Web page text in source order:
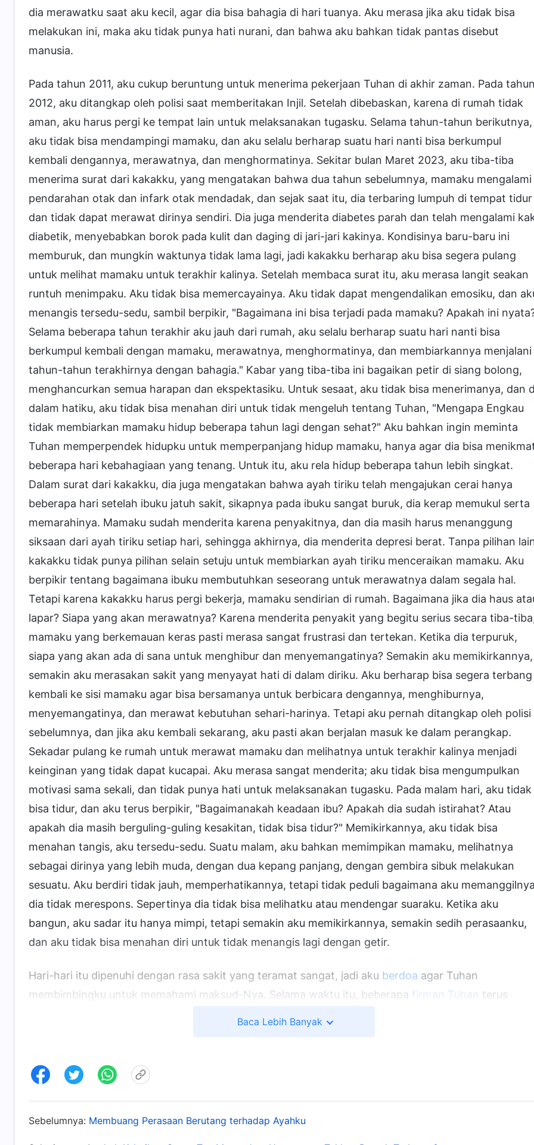
dia merawatku saat aku kecil, agar dia bisa bahagia di hari tuanya. Aku merasa jika aku tidak bisa
melakukan ini, maka aku tidak punya hati nurani, dan bahwa aku bahkan tidak pantas disebut
manusia.
Pada tahun 2011, aku cukup beruntung untuk menerima pekerjaan Tuhan di akhir zaman. Pada
2012, aku ditangkap oleh polisi saat memberitakan Injil. Setelah dibebaskan, karena di rumah tidak
aman, aku harus pergi ke tempat lain untuk melaksanakan tugasku. Selama tahun-tahun berikutnya,
aku tidak bisa mendampingi mamaku, dan aku selalu berharap suatu hari nanti bisa berkumpul
kembali dengannya, merawatnya, dan menghormatinya. Sekitar bulan Maret 2023, aku tiba-tiba
menerima surat dari kakakku, yang mengatakan bahwa dua tahun sebelumnya, mamaku mengalami
pendarahan otak dan infark otak mendadak, dan sejak saat itu, dia terbaring lumpuh di tempat tidur
dan tidak dapat merawat dirinya sendiri. Dia juga menderita diabetes parah dan telah mengalami
diabetik, menyebabkan borok pada kulit dan daging di jari-jari kakinya. Kondisinya baru-baru ini
memburuk, dan mungkin waktunya tidak lama lagi, jadi kakakku berharap aku bisa segera pulang
untuk melihat mamaku untuk terakhir kalinya. Setelah membaca surat itu, aku merasa langit seakan
runtuh menimpaku. Aku tidak bisa memercayainya. Aku tidak dapat mengendalikan emosiku, dan
menangis tersedu-sedu, sambil berpikir, "Bagaimana ini bisa terjadi pada mamaku? Apakah ini
Selama beberapa tahun terakhir aku jauh dari rumah, aku selalu berharap suatu hari nanti bisa
berkumpul kembali dengan mamaku, merawatnya, menghormatinya, dan membiarkannya menjalani
tahun-tahun terakhirnya dengan bahagia." Kabar yang tiba-tiba ini bagaikan petir di siang bolong,
menghancurkan semua harapan dan ekspektasiku. Untuk sesaat, aku tidak bisa menerimanya, dan
dalam hatiku, aku tidak bisa menahan diri untuk tidak mengeluh tentang Tuhan, "Mengapa Engkau
tidak membiarkan mamaku hidup beberapa tahun lagi dengan sehat?" Aku bahkan ingin meminta
Tuhan memperpendek hidupku untuk memperpanjang hidup mamaku, hanya agar dia bisa
beberapa hari kebahagiaan yang tenang. Untuk itu, aku rela hidup beberapa tahun lebih singkat.
Dalam surat dari kakakku, dia juga mengatakan bahwa ayah tiriku telah mengajukan cerai hanya
beberapa hari setelah ibuku jatuh sakit, sikapnya pada ibuku sangat buruk, dia kerap memukul serta
memarahinya. Mamaku sudah menderita karena penyakitnya, dan dia masih harus menanggung
siksaan dari ayah tiriku setiap hari, sehingga akhirnya, dia menderita depresi berat. Tanpa pilihan
kakakku tidak punya pilihan selain setuju untuk membiarkan ayah tiriku menceraikan mamaku. Aku
berpikir tentang bagaimana ibuku membutuhkan seseorang untuk merawatnya dalam segala hal.
Tetapi karena kakakku harus pergi bekerja, mamaku sendirian di rumah. Bagaimana jika dia haus
lapar? Siapa yang akan merawatnya? Karena menderita penyakit yang begitu serius secara tiba-
mamaku yang berkemauan keras pasti merasa sangat frustrasi dan tertekan. Ketika dia terpuruk,
siapa yang akan ada di sana untuk menghibur dan menyemangatinya? Semakin aku memikirkannya,
semakin aku merasakan sakit yang menyayat hati di dalam diriku. Aku berharap bisa segera terbang
kembali ke sisi mamaku agar bisa bersamanya untuk berbicara dengannya, menghiburnya,
menyemangatinya, dan merawat kebutuhan sehari-harinya. Tetapi aku pernah ditangkap oleh polisi
sebelumnya, dan jika aku kembali sekarang, aku pasti akan berjalan masuk ke dalam perangkap.
Sekadar pulang ke rumah untuk merawat mamaku dan melihatnya untuk terakhir kalinya menjadi
keinginan yang tidak dapat kucapai. Aku merasa sangat menderita; aku tidak bisa mengumpulkan
motivasi sama sekali, dan tidak punya hati untuk melaksanakan tugasku. Pada malam hari, aku tidak
bisa tidur, dan aku terus berpikir, "Bagaimanakah keadaan ibu? Apakah dia sudah istirahat? Atau
apakah dia masih berguling-guling kesakitan, tidak bisa tidur?" Memikirkannya, aku tidak bisa
menahan tangis, aku tersedu-sedu. Suatu malam, aku bahkan memimpikan mamaku, melihatnya
sebagai dirinya yang lebih muda, dengan dua kepang panjang, dengan gembira sibuk melakukan
sesuatu. Aku berdiri tidak jauh, memperhatikannya, tetapi tidak peduli bagaimana aku
dia tidak merespons. Sepertinya dia tidak bisa melihatku atau mendengar suaraku. Ketika aku
bangun, aku sadar itu hanya mimpi, tetapi semakin aku memikirkannya, semakin sedih perasaanku,
dan aku tidak bisa menahan diri untuk tidak menangis lagi dengan getir.
Hari-hari itu dipenuhi dengan rasa sakit yang teramat sangat, jadi aku berdoa agar Tuhan
membimbingku untuk memahami maksud-Nya. Selama waktu itu, beberapa firman Tuhan terus
menemukan bagian firman Tuhan tempat kutipan itu berasal dan membacanya.
besar, bahwa melakukan hal itu tidak ada gunanya, dan bahwa aku harus memperlakukan hal ini
Baca Lebih Banyak
Sebelumnya: Membuang Perasaan Berutang terhadap Ayahku